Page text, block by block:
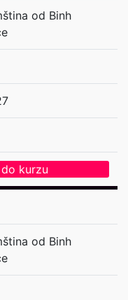
od Binh
kurzu
od Binh